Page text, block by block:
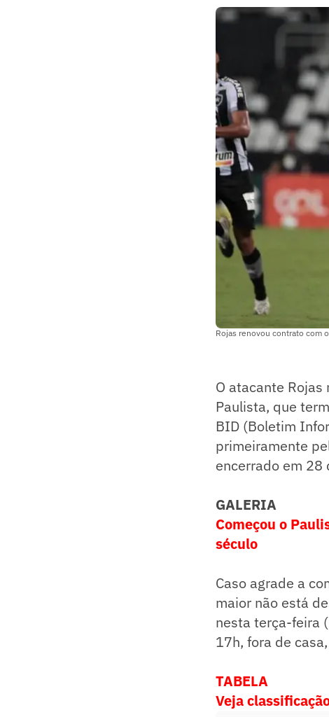
Rojas renovou contrato com
O atacante
Paulista, que
BID (Boletim
primeiramente
encerrado em 28
GALERIA
Começou o
século
Caso agrade a
maior não está
nesta terça-feira
17h, fora de
TABELA
Veja